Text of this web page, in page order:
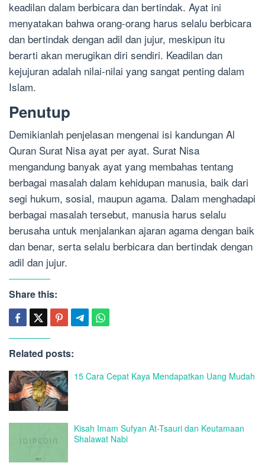
keadilan dalam berbicara dan bertindak. Ayat ini
menyatakan bahwa orang-orang harus selalu berbicara
dan bertindak dengan adil dan jujur, meskipun itu
berarti akan merugikan diri sendiri. Keadilan dan
kejujuran adalah nilai-nilai yang sangat penting dalam
Islam.
Penutup
Demikianlah penjelasan mengenai isi kandungan Al
Quran Surat Nisa ayat per ayat. Surat Nisa
mengandung banyak ayat yang membahas tentang
berbagai masalah dalam kehidupan manusia, baik dari
segi hukum, sosial, maupun agama. Dalam menghadapi
berbagai masalah tersebut, manusia harus selalu
berusaha untuk menjalankan ajaran agama dengan baik
dan benar, serta selalu berbicara dan bertindak dengan
adil dan jujur.
Share this:
Related posts:
15 Cara Cepat Kaya Mendapatkan Uang Mudah
Kisah Imam Sufyan At-Tsauri dan Keutamaan
Shalawat Nabi